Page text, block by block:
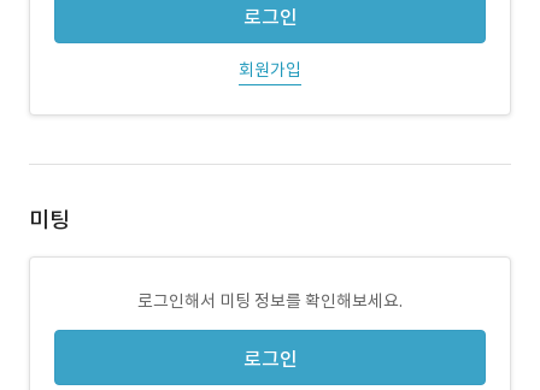
로그인
회원가입
미팅
로그인해서 미팅 정보를 확인해보세요.
로그인